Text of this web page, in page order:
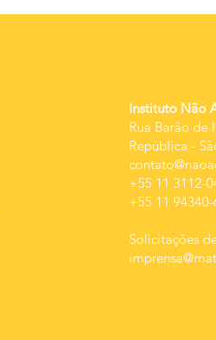
Instituto Não
Rua Barão de
República -
+55 11 3112-
+55 11
Solicitações